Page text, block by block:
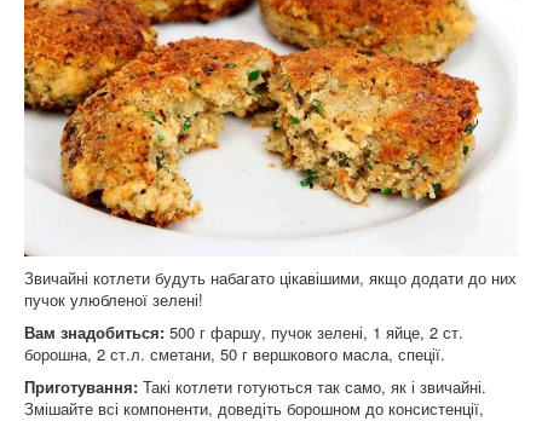
Звичайні котлети будуть набагато цікавішими, якщо додати до них
пучок улюбленої зелені!
Вам знадобиться: 500 г фаршу, пучок зелені, 1 яйце, 2 ст.
борошна, 2 ст.л. сметани, 50 г вершкового масла, спеції.
Приготування: Такі котлети готуються так само, як і звичайні.
Змішайте всі компоненти, доведіть борошном до консистенції,